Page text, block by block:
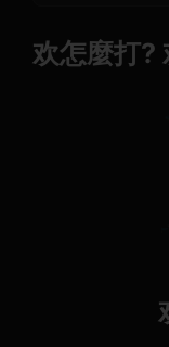
欢怎麼打?